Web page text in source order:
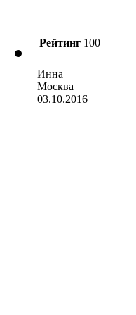
Рейтинг 100
Инна
Москва
03.10.2016